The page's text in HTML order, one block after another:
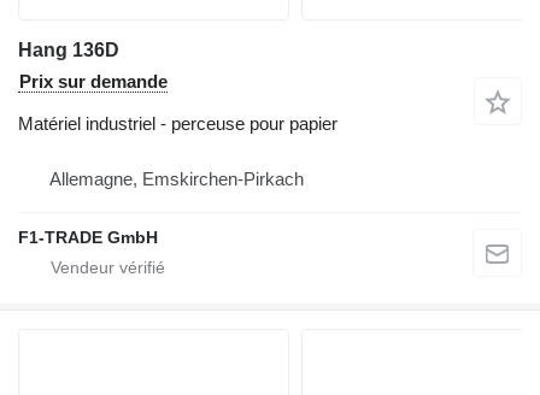
Hang 136D
Prix sur demande
Matériel industriel - perceuse pour papier
Allemagne, Emskirchen-Pirkach
F1-TRADE GmbH